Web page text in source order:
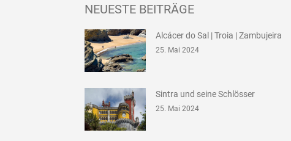
NEUESTE BEITRÄGE
Alcácer do Sal | Troia | Zambujeira
25. Mai 2024
Sintra und seine Schlösser
25. Mai 2024